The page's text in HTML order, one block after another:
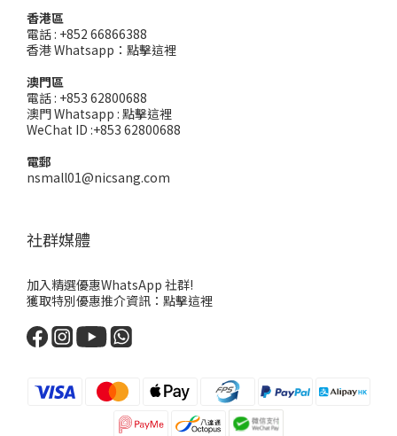
香港區
電話 : +852 66866388
香港 Whatsapp： 點擊這裡
澳門區
電話 : +853 62800688
澳門 Whatsapp : 點擊這裡
WeChat ID :+853 62800688
電郵
nsmall01@nicsang.com
社群媒體
加入精選優惠WhatsApp 社群!
獲取特別優惠推介資訊： 點擊這裡